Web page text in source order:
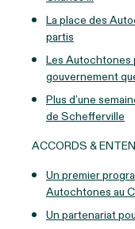
La place des
partis
Les Autochtones
gouvernement
Plus d’une
de Schefferville
ACCORDS &
Un premier
Autochtones au
Un partenariat